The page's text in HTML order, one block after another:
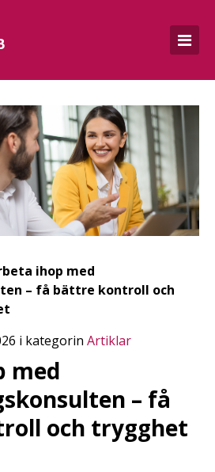
ihop med
– få bättre kontroll och
i kategorin Artiklar
med
– få
och trygghet